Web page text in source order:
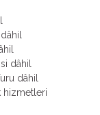
dâhil
dâhil
hizmetleri